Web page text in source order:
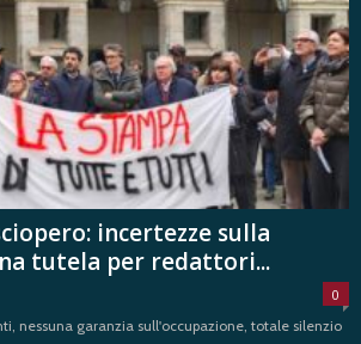
incertezze sulla
tutela per redattori...
0
nessuna garanzia sull'occupazione, totale silenzio